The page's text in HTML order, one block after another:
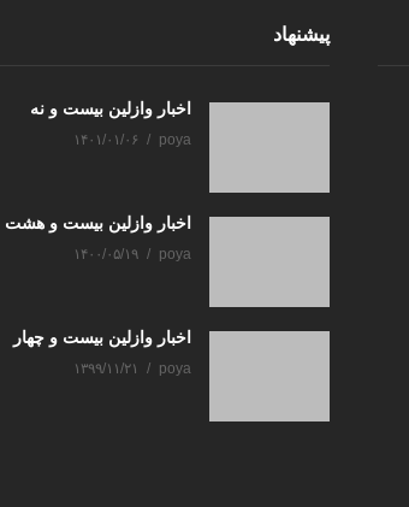
پیشنهاد
اخبار وازلین بیست و نه
poya ۱۴۰۱/۰۱/۰۶
اخبار وازلین بیست و هشت
poya ۱۴۰۰/۰۵/۱۹
اخبار وازلین بیست و چهار
poya ۱۳۹۹/۱۱/۲۱